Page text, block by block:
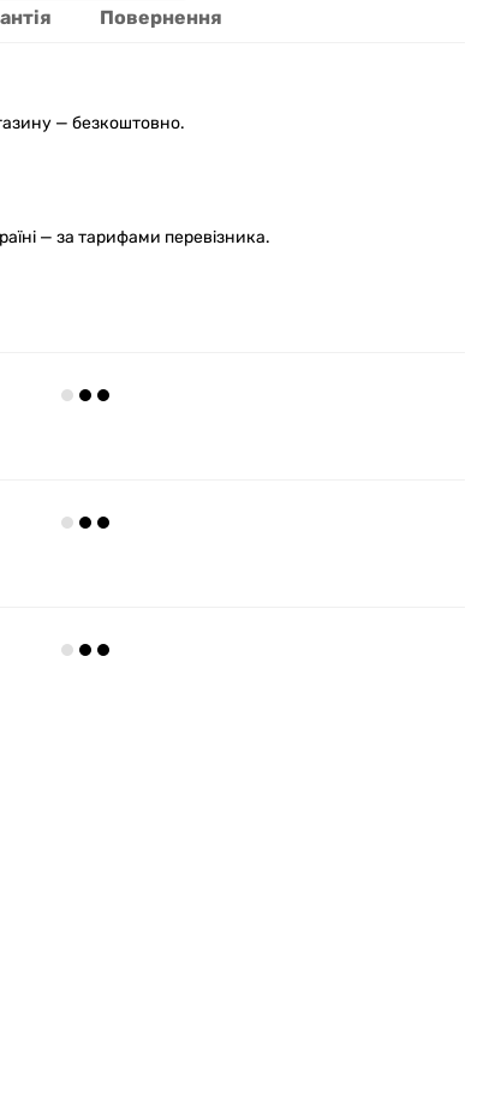
Повернення
— безкоштовно.
— за тарифами перевізника.